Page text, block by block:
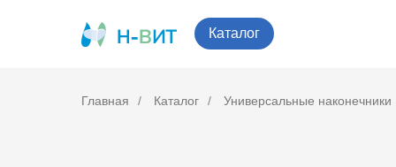
Каталог
Главная / Каталог / Универсальные наконечники